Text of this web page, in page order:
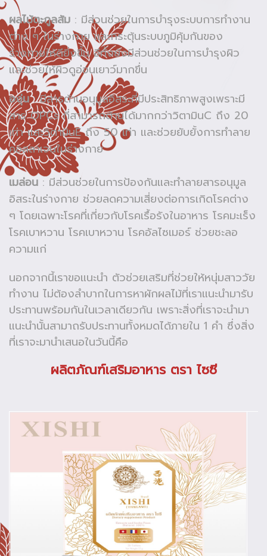
ผลไม้ตะกูลส้ม : มีส่วนช่วยในการบำรุงระบบการทำงาน
ต่าง ๆ ในร่างกาย และกระตุ้นระบบภูมิคุ้มกันของ
ร่างกายให้ดียิ่งขึ้น อีทั้งยังมีส่วนช่วยในการบำรุงผิว
และช่วยให้ผิวดูอ่อนเยาว์มากขึ่น
องุ่น: มีสารต้านอนุมูลอิสระที่มีประสิทธิภาพสูงเพราะมี
สาร OPCs ที่สามารถต้านได้มากกว่าวิตามินC ถึง 20
เท่า และวิตามินE ถึง 50 เท่า และช่วยยับยั้งการทำลาย
คอลลาเจนในร่างกาย
เมล่อน : มีส่วนช่วยในการป้องกันและทำลายสารอนุมูล
อิสระในร่างกาย ช่วยลดความเสี่ยงต่อการเกิดโรคต่าง
ๆ โดยเฉพาะโรคที่เกี่ยวกับโรคเรื้อรังในอาหาร โรคมะเร็ง
โรคเบาหวาน โรคเบาหวาน โรคอัลไซเมอร์ ช่วยชะลอ
ความแก่
นอกจากนี้เราขอแนะนำ ตัวช่วยเสริมที่ช่วยให้หนุ่มสาววัย
ทำงาน ไม่ต้องลำบากในการหาผักผลไม้ที่เราแนะนำมารับ
ประทานพร้อมกันในเวลาเดียวกัน เพราะสิ่งที่เราจะนำมา
แนะนำนั้นสามาถรับประทานทั้งหมดได้ภายใน 1 คำ ซึ่งสิ่ง
ที่เราจะมานำเสนอในวันนี้คือ
ผลิตภัณฑ์เสริมอาหาร ตรา ไซซี